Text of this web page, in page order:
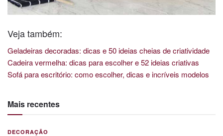
Veja também:
Geladeiras decoradas: dicas e 50 ideias cheias de criatividade
Cadeira vermelha: dicas para escolher e 52 ideias criativas
Sofá para escritório: como escolher, dicas e incríveis modelos
Mais recentes
DECORAÇÃO